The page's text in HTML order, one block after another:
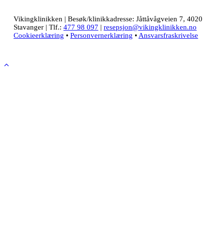
Vikingklinikken | Besøk/klinikkadresse: Jåttåvågveien 7, 4020
Stavanger | Tlf.: 477 98 097 | resepsjon@vikingklinikken.no
Cookieerklæring • Personvernerklæring •Ansvarsfraskrivelse